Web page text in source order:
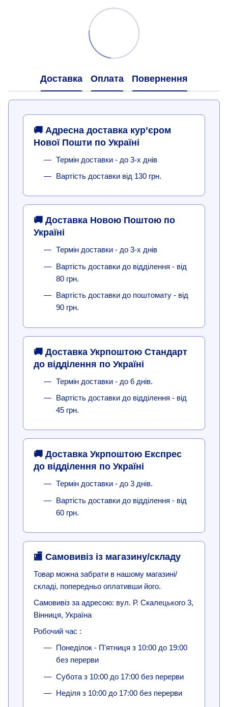
Доставка Оплата Повернення
🚚 Адресна доставка кур’єром
Нової Пошти по Україні
Термін доставки - до 3-х днів
Вартість доставки від 130 грн.
🚚 Доставка Новою Поштою по
Україні
Термін доставки - до 3-х днів
Вартість доставки до відділення - від
80 грн.
Вартість доставки до поштомату - від
90 грн.
🚚 Доставка Укрпоштою Стандарт
до відділення по Україні
Термін доставки - до 6 днів.
Вартість доставки до відділення - від
45 грн.
🚚 Доставка Укрпоштою Експрес
до відділення по Україні
Термін доставки - до 3 днів.
Вартість доставки до відділення - від
60 грн.
🏬 Самовивіз із магазину/складу
Товар можна забрати в нашому магазині/
складі, попередньо оплативши його.
Самовивіз за адресою: вул. Р. Скалецького 3,
Вінниця, Україна
Робочий час :
Понеділок - П'ятниця з 10:00 до 19:00
без перерви
Субота з 10:00 до 17:00 без перерви
Неділя з 10:00 до 17:00 без перерви